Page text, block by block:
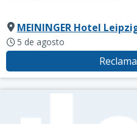
MEININGER Hotel
5 de agosto